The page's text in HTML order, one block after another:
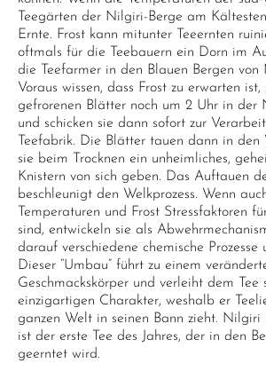
Teegärten der Nilgiri-Berge am
Ernte. Frost kann mitunter Teeernten
oftmals für die Teebauern ein Dorn im
die Teefarmer in den Blauen Bergen
Voraus wissen, dass Frost zu erwarten
gefrorenen Blätter noch um 2 Uhr in der
und schicken sie dann sofort zur
Teefabrik. Die Blätter tauen dann in
sie beim Trocknen ein unheimliches,
Knistern von sich geben. Das Auftauen
beschleunigt den Welkprozess. Wenn
Temperaturen und Frost Stressfaktoren
sind, entwickeln sie als
darauf verschiedene chemische Prozesse
Dieser “Umbau” führt zu einem
Geschmackskörper und verleiht dem Tee
einzigartigen Charakter, weshalb er
ganzen Welt in seinen Bann zieht. Nilgiri
ist der erste Tee des Jahres, der in den
geerntet wird.